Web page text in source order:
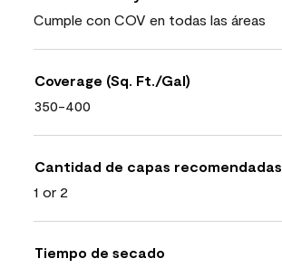
Cumple con COV en todas las áreas
Coverage (Sq. Ft./Gal)
350-400
Cantidad de capas recomendadas
1 or 2
Tiempo de secado